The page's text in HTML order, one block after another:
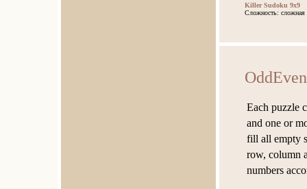
Killer Sudoku 9x9
Сложность: сложная
Each puzzle
and one or
fill all empty
row, column
numbers